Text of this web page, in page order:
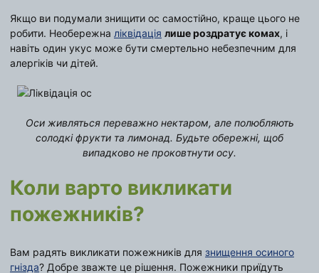
Якщо ви подумали знищити ос самостійно, краще цього не
робити. Необережна ліквідація лише роздратує комах, і
навіть один укус може бути смертельно небезпечним для
алергіків чи дітей.
Оси живляться переважно нектаром, але полюбляють
солодкі фрукти та лимонад. Будьте обережні, щоб
випадково не проковтнути осу.
Коли варто викликати
пожежників?
Вам радять викликати пожежників для знищення осиного
гнізда? Добре зважте це рішення. Пожежники приїдуть